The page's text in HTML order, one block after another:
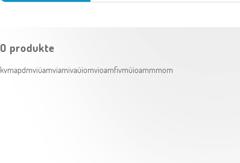
O produkte
kvmapdmviúamviamivaúiomvioamfivmúioammmom